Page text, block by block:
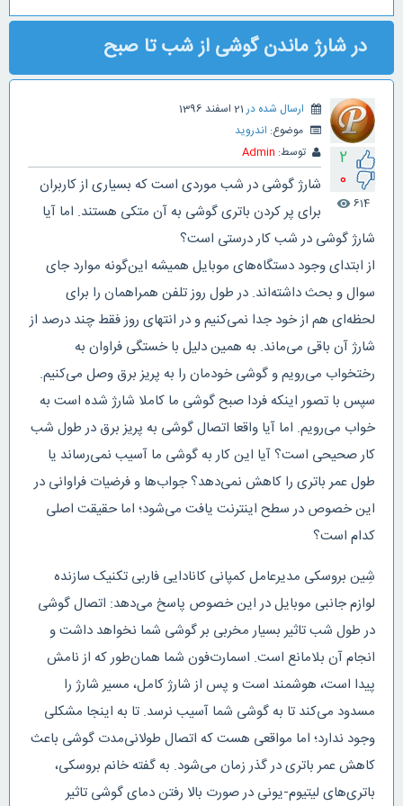
در شارژ ماندن گوشی از شب تا صبح
2
0
614
visibility
ارسال شده در 21 اسفند 1396
موضوع: اندروید
توسط: Admin
شارژ گوشی در شب موردی است که بسیاری از کاربران
برای پر کردن باتری گوشی به آن متکی هستند. اما آیا
شارژ گوشی در شب کار درستی است؟
از ابتدای وجود دستگاه‌های موبایل همیشه این‌گونه موارد جای
سوال و بحث داشته‌اند. در طول روز تلفن همراهمان را برای
لحظه‌ای هم از خود جدا نمی‌کنیم و در انتهای روز فقط چند درصد از
شارژ آن باقی می‌ماند. به همین دلیل با خستگی فراوان به
رختخواب می‌رویم و گوشی خودمان را به پریز برق وصل می‌کنیم.
سپس با تصور اینکه فردا صبح گوشی ما کاملا شارژ شده است به
خواب می‌رویم. اما آیا واقعا اتصال گوشی به پریز برق در طول شب
کار صحیحی است؟ آیا این کار به گوشی ما آسیب نمی‌رساند یا
طول عمر باتری را کاهش نمی‌دهد؟ جواب‌ها و فرضیات فراوانی در
این خصوص در سطح اینترنت یافت می‌شود؛ اما حقیقت اصلی
کدام است؟
شِین بروسکی مدیرعامل کمپانی کانادایی فاربی تکنیک سازنده
لوازم جانبی موبایل در این خصوص پاسخ می‌دهد: اتصال گوشی
در طول شب تاثیر بسیار مخربی بر گوشی شما نخواهد داشت و
انجام آن بلامانع است. اسمارت‌فون شما همان‌طور که از نامش
پیدا است، هوشمند است و پس از شارژ کامل، مسیر شارژ را
مسدود می‌کند تا به گوشی شما آسیب نرسد. تا به اینجا مشکلی
وجود ندارد؛ اما مواقعی هست که اتصال طولانی‌مدت گوشی باعث
کاهش عمر باتری در گذر زمان می‌شود. به گفته خانم بروسکی،
باتری‌های لیتیوم-یونی در صورت بالا رفتن دمای گوشی تاثیر